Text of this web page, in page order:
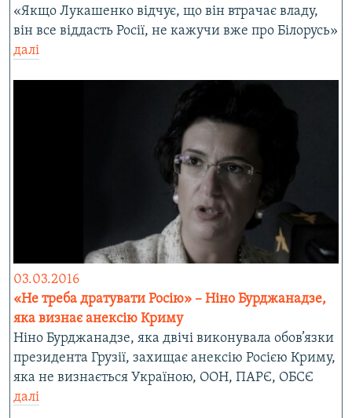
«Якщо Лукашенко відчує, що він втрачає владу,
він все віддасть Росії, не кажучи вже про Білорусь»
далі
03.03.2016
«Не треба дратувати Росію» – Ніно Бурджанадзе,
яка визнає анексію Криму
Ніно Бурджанадзе, яка двічі виконувала обов’язки
президента Грузії, захищає анексію Росією Криму,
яка не визнається Україною, ООН, ПАРЄ, ОБСЄ
далі